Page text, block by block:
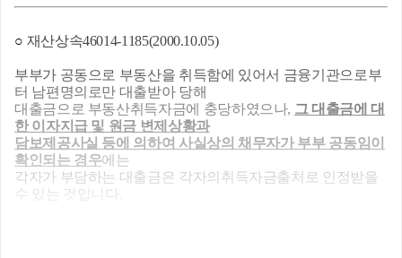
○ 재산상속46014-1185(2000.10.05)
부부가 공동으로 부동산을 취득함에 있어서 금융기관으로부
터 남편명의로만 대출받아 당해
대출금으로 부동산취득자금에 충당하였으나, 그 대출금에 대
한 이자지급 및 원금 변제상황과
담보제공사실 등에 의하여 사실상의 채무자가 부부 공동임이
확인되는 경우에는
각자가 부담하는 대출금은 각자의취득자금출처로 인정받을
수 있는 것입니다.